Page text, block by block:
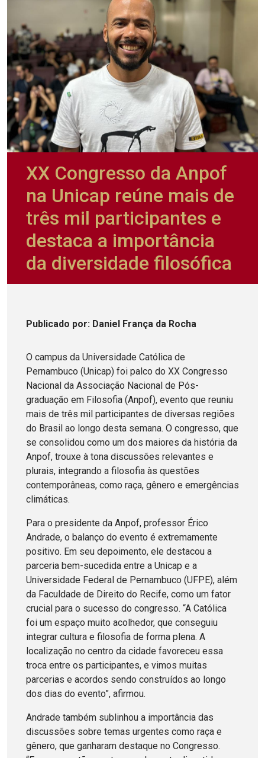
XX Congresso da Anpof
na Unicap reúne mais de
três mil participantes e
destaca a importância
da diversidade filosófica
Publicado por: Daniel França da Rocha
O campus da Universidade Católica de
Pernambuco (Unicap) foi palco do XX Congresso
Nacional da Associação Nacional de Pós-
graduação em Filosofia (Anpof), evento que reuniu
mais de três mil participantes de diversas regiões
do Brasil ao longo desta semana. O congresso, que
se consolidou como um dos maiores da história da
Anpof, trouxe à tona discussões relevantes e
plurais, integrando a filosofia às questões
contemporâneas, como raça, gênero e emergências
climáticas.
Para o presidente da Anpof, professor Érico
Andrade, o balanço do evento é extremamente
positivo. Em seu depoimento, ele destacou a
parceria bem-sucedida entre a Unicap e a
Universidade Federal de Pernambuco (UFPE), além
da Faculdade de Direito do Recife, como um fator
crucial para o sucesso do congresso. “A Católica
foi um espaço muito acolhedor, que conseguiu
integrar cultura e filosofia de forma plena. A
localização no centro da cidade favoreceu essa
troca entre os participantes, e vimos muitas
parcerias e acordos sendo construídos ao longo
dos dias do evento”, afirmou.
Andrade também sublinhou a importância das
discussões sobre temas urgentes como raça e
gênero, que ganharam destaque no Congresso.